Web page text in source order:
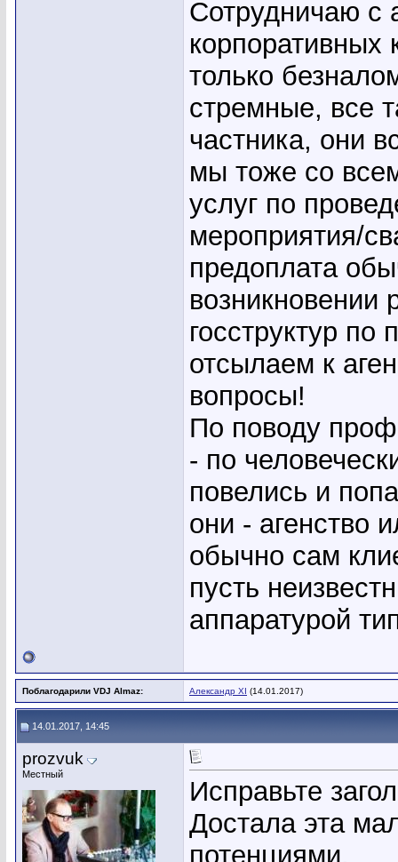
Сотрудничаю с
корпоративных
только
стремные, все
частника, они
мы тоже со
услуг по
мероприятия/
предоплата
возникновении
госструктур по
отсылаем к
вопросы!
По поводу
- по
повелись и
они - агенство
обычно сам
пусть
аппаратурой
Поблагодарили VDJ Almaz: Александр XI (14.01.2017)
14.01.2017, 14:45
prozvuk
Местный
Исправьте
Достала эта
потенциями.